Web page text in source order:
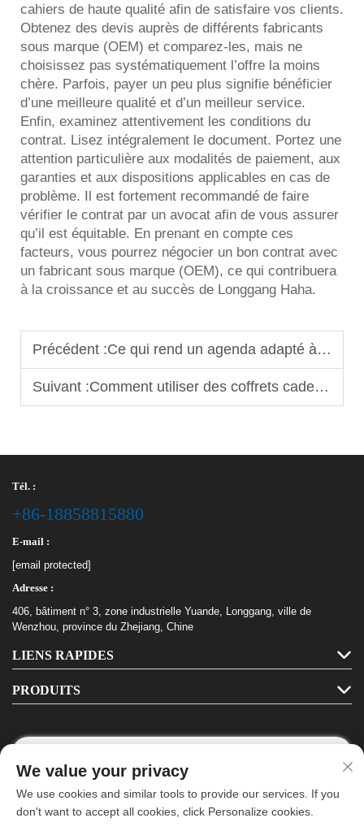
cahiers de haute qualité afin de satisfaire vos clients.
Obtenez des devis auprès de différents fabricants
sous marque (OEM) et comparez-les, mais ne
choisissez pas systématiquement l’offre la moins
chère. Parfois, payer un peu plus signifie bénéficier
d’une meilleure qualité et d’un meilleur service.
Enfin, examinez attentivement les conditions du
contrat. Lisez intégralement le document. Portez une
attention particulière aux modalités de paiement, aux
garanties et aux dispositions applicables en cas de
problème. Il est fortement recommandé de faire
vérifier le contrat par un avocat afin de vous assurer
qu’il est équitable. En prenant en compte ces
facteurs, vous pourrez négocier un bon contrat avec
un fabricant sous marque (OEM), ce qui contribuera
à la croissance et au succès de Longgang Haha.
Précédent :Ce qui rend un agenda adapté à la personnalisation ? Caractéristiques clés
Suivant :Comment utiliser des coffrets cadeaux personnalisés pour se démarquer sur des marchés concurrentiels
Tél. :
+86-18858815880
E-mail :
[email protected]
Adresse :
406, bâtiment n° 3, zone industrielle Yuande, Longgang, ville de
Wenzhou, province du Zhejiang, Chine
LIENS RAPIDES
PRODUITS
Suivez-nous
We value your privacy
We use cookies and similar tools to provide our services. If you
don't want to accept all cookies, click Personalize cookies.